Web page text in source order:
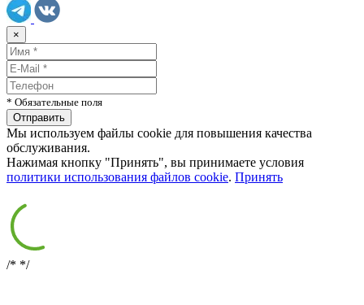
×
* Обязательные поля
Мы используем файлы cookie для повышения качества
обслуживания.
Нажимая кнопку "Принять", вы принимаете условия
политики использования файлов cookie. Принять
/* */